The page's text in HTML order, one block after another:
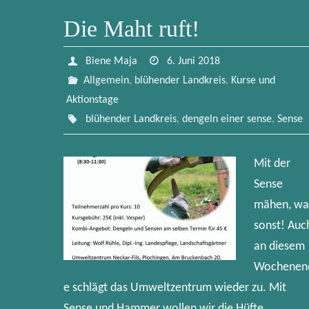
Die Maht ruft!
Biene Maja
6. Juni 2018
Allgemein, blühender Landkreis, Kurse und
Aktionstage
blühender Landkreis, dengeln einer sense, Sense
Mit der
Sense
mähen,
sonst!
an diesem
e schlägt das Umweltzentrum wieder zu. Mit